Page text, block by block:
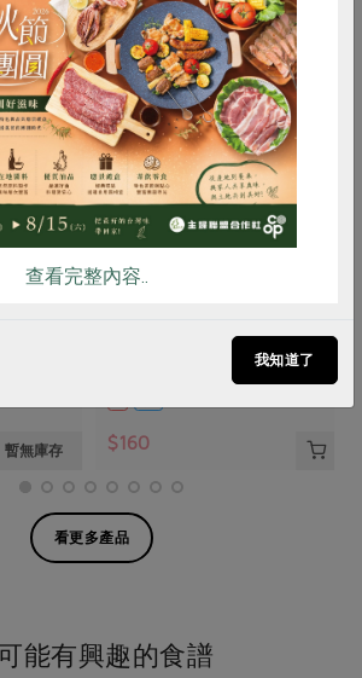
暫無庫存
張博仁
$160
看更多產品
能有興趣的食譜
RPET 食譜 減硝酸鹽
食安 共同購買
查看完整內容..
我知道了